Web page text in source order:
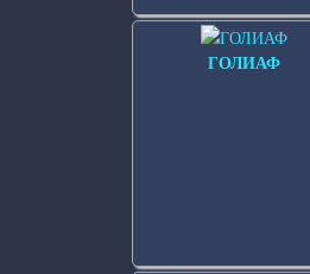
ГОЛИАФ